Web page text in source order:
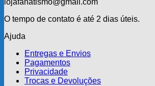
lojafanatismo@gmail.com
O tempo de contato é até 2 dias úteis.
Ajuda
Entregas e Envios
Pagamentos
Privacidade
Trocas e Devoluções